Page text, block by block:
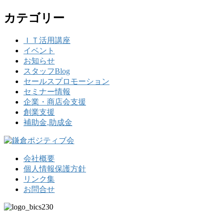
カテゴリー
ＩＴ活用講座
イベント
お知らせ
スタッフBlog
セールスプロモーション
セミナー情報
企業・商店会支援
創業支援
補助金,助成金
会社概要
個人情報保護方針
リンク集
お問合せ